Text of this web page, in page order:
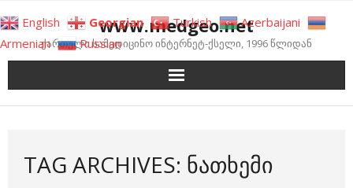
to
content
www.medgeo.net
ქართული სამედიცინო ინტერნეტ-ქსელი, 1996 წლიდან
TAG ARCHIVES: ᲜᲐᲗᲮᲔᲛᲘ
English Georgian Turkish
Azerbaijani
Armenian
Russian